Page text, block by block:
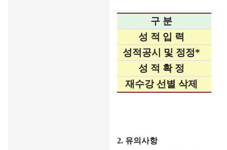
구 분
성 적 입 력
성적공시 및 정정*
성 적 확 정
재수강 선별 삭제
2. 유의사항